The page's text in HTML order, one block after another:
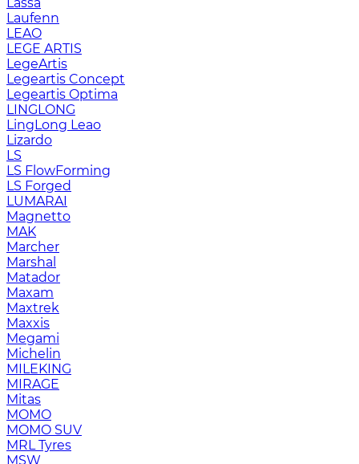
Laufenn
LEAO
LEGE ARTIS
LegeArtis
Legeartis Concept
Legeartis Optima
LINGLONG
LingLong Leao
Lizardo
LS
LS FlowForming
LS Forged
LUMARAI
Magnetto
MAK
Marcher
Marshal
Matador
Maxam
Maxtrek
Maxxis
Megami
Michelin
MILEKING
MIRAGE
Mitas
MOMO
MOMO SUV
MRL Tyres
MSW